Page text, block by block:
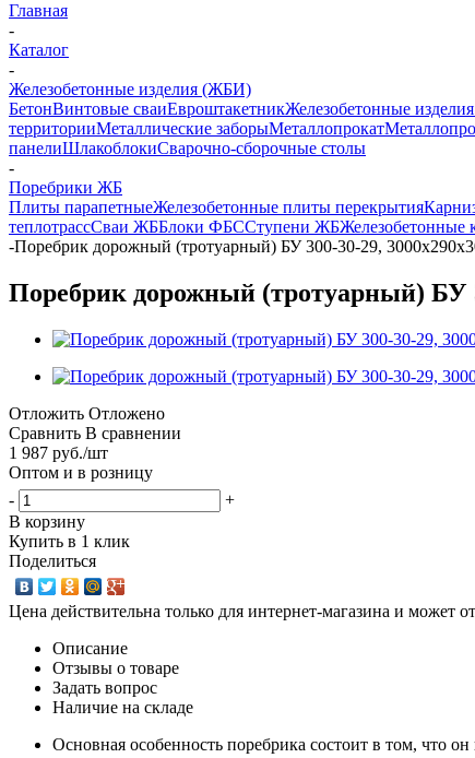
Главная
-
Каталог
-
Железобетонные изделия (ЖБИ)
БетонВинтовые сваиЕвроштакетникЖелезобетонные
территорииМеталлические заборыМеталлопрокат
панелиШлакоблокиСварочно-сборочные столы
-
Поребрики ЖБ
Плиты парапетныеЖелезобетонные плиты перекрытия
теплотрассСваи ЖББлоки ФБССтупени ЖБЖелезобетонные
-Поребрик дорожный (тротуарный) БУ 300-30-29,
Поребрик дорожный (тротуарный) БУ
Отложить Отложено
Сравнить В сравнении
1 987 руб./шт
Оптом и в розницу
-
+
В корзину
Купить в 1 клик
Поделиться
Цена действительна только для интернет-магазина и может
Описание
Отзывы о товаре
Задать вопрос
Наличие на складе
Основная особенность поребрика состоит в том, что